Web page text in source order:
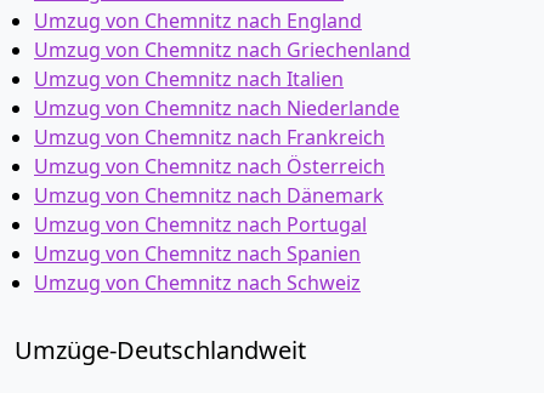
Umzug von Chemnitz nach England
Umzug von Chemnitz nach Griechenland
Umzug von Chemnitz nach Italien
Umzug von Chemnitz nach Niederlande
Umzug von Chemnitz nach Frankreich
Umzug von Chemnitz nach Österreich
Umzug von Chemnitz nach Dänemark
Umzug von Chemnitz nach Portugal
Umzug von Chemnitz nach Spanien
Umzug von Chemnitz nach Schweiz
Umzüge-Deutschlandweit